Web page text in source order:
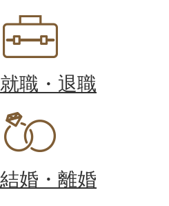
就職・退職
結婚・離婚